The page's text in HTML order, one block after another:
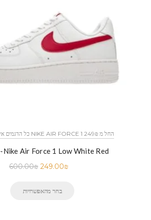
כל הדגמים אייר פורס 1 נייק NIKE AIR FORCE 1 החל מ 249₪
נעלי נייק-Nike Air Force 1 Low White Red
600.00₪ 249.00₪
בחר מהאפשרויות